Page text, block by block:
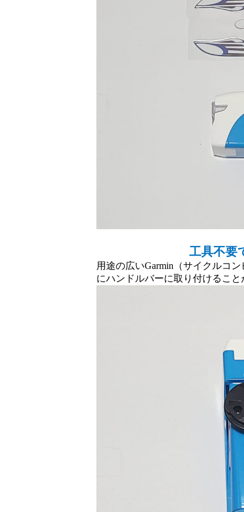
工具不要
用途の広いGarmin（サイクルコ
にハンドルバーに取り付けること